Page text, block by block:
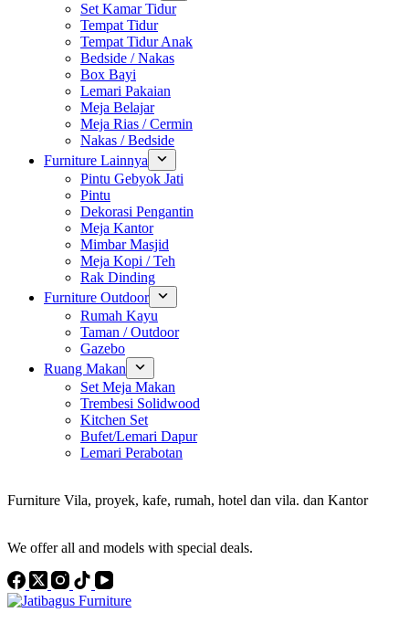
Set Kamar Tidur
Tempat Tidur
Tempat Tidur Anak
Bedside / Nakas
Box Bayi
Lemari Pakaian
Meja Belajar
Meja Rias / Cermin
Nakas / Bedside
Furniture Lainnya
Pintu Gebyok Jati
Pintu
Dekorasi Pengantin
Meja Kantor
Mimbar Masjid
Meja Kopi / Teh
Rak Dinding
Furniture Outdoor
Rumah Kayu
Taman / Outdoor
Gazebo
Ruang Makan
Set Meja Makan
Trembesi Solidwood
Kitchen Set
Bufet/Lemari Dapur
Lemari Perabotan
Furniture Vila, proyek, kafe, rumah, hotel dan vila. dan Kantor
We offer all and models with special deals.